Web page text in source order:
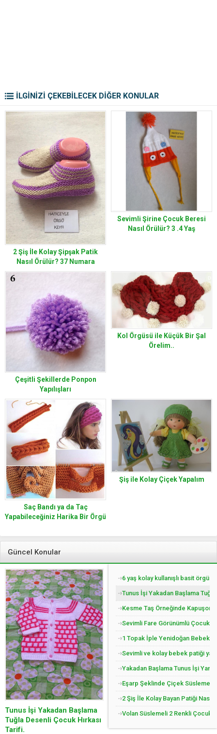
İLGİNİZİ ÇEKEBİLECEK DİĞER KONULAR
2 Şiş İle Kolay Şipşak Patik
Nasıl Örülür? 37 Numara
Sevimli Şirine Çocuk Beresi
Nasıl Örülür? 3 .4 Yaş
Çeşitli Şekillerde Ponpon
Yapılışları
Kol Örgüsü ile Küçük Bir Şal
Örelim..
Saç Bandı ya da Taç
Yapabileceğiniz Harika Bir Örgü
Şiş ile Kolay Çiçek Yapalım
Güncel Konular
Tunus İşi Yakadan Başlama
Tuğla Desenli Çocuk Hırkası
Tarifi.
6 yaş kolay kullanışlı basit örgü
Tunus İşi Yakadan Başlama
Kesme Taş Örneğinde
Sevimli Fare Görünümlü Çocuk
1 Topak İple Yenidoğan Bebek
Sevimli ve kolay bebek patiği
Yakadan Başlama Tunus İşi
Eşarp Şeklinde Çiçek Süslemeli
2 Şiş İle Kolay Bayan Patiği Nasıl
Volan Süslemeli 2 Renkli Çocuk